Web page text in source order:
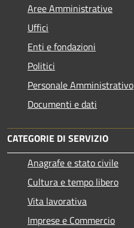
Aree Amministrative
Uffici
Enti e fondazioni
Politici
Personale Amministrativo
Documenti e dati
CATEGORIE DI SERVIZIO
Anagrafe e stato civile
Cultura e tempo libero
Vita lavorativa
Imprese e Commercio